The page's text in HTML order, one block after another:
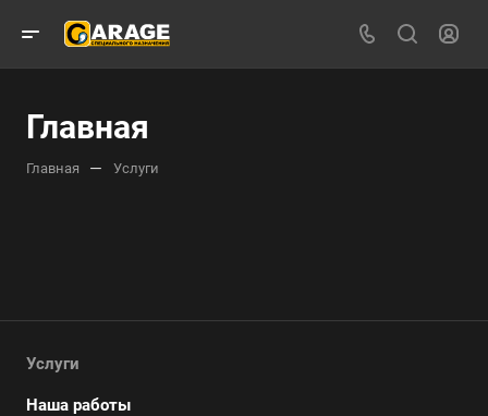
Главная
Главная — Услуги
Услуги
Наша работы